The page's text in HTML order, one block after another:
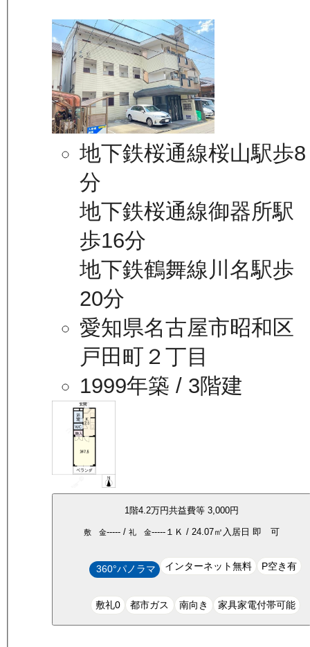
地下鉄桜通線桜山駅歩8
分
地下鉄桜通線御器所駅
歩16分
地下鉄鶴舞線川名駅歩
20分
愛知県名古屋市昭和区
戸田町２丁目
1999年築 / 3階建
1 階4.2万円共益費等3,000円
敷 金----- /礼 金----- １Ｋ /24.07㎡ 入居日 即 可
360°パノラマ インターネット無料 P空き有
敷礼0 都市ガス 南向き 家具家電付帯可能